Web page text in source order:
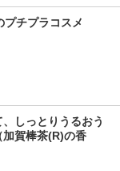
チプラコスメ
しっとりうるおう
賀棒茶(R)の香